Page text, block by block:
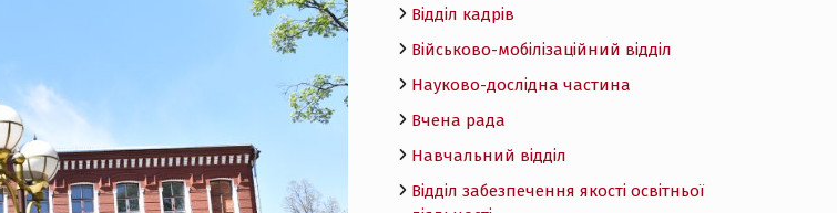
Відділ кадрів
Військово-мобілізаційний відділ
Науково-дослідна частина
Вчена рада
Навчальний відділ
Відділ забезпечення якості освітньої